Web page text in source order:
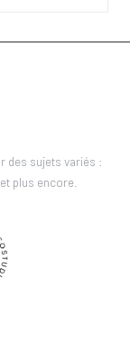
des sujets variés :
plus encore.